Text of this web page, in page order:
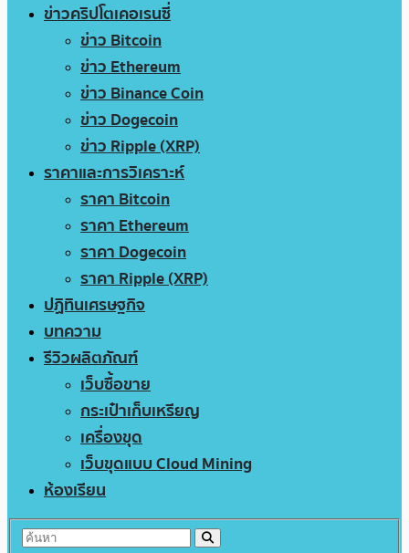
ข่าวคริปโตเคอเรนซี่
ข่าว Bitcoin
ข่าว Ethereum
ข่าว Binance Coin
ข่าว Dogecoin
ข่าว Ripple (XRP)
ราคาและการวิเคราะห์
ราคา Bitcoin
ราคา Ethereum
ราคา Dogecoin
ราคา Ripple (XRP)
ปฏิทินเศรษฐกิจ
บทความ
รีวิวผลิตภัณฑ์
เว็บซื้อขาย
กระเป๋าเก็บเหรียญ
เครื่องขุด
เว็บขุดแบบ Cloud Mining
ห้องเรียน